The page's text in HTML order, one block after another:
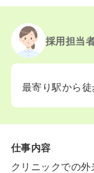
採用担当
最寄り駅から徒
仕事内容
クリニックでの外